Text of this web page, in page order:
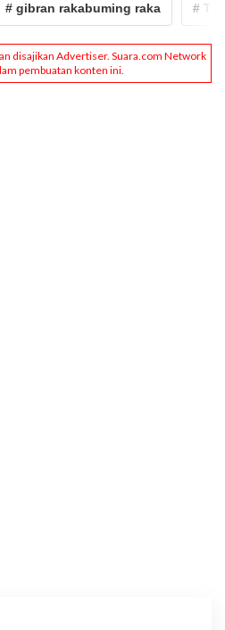
# gibran rakabuming raka #